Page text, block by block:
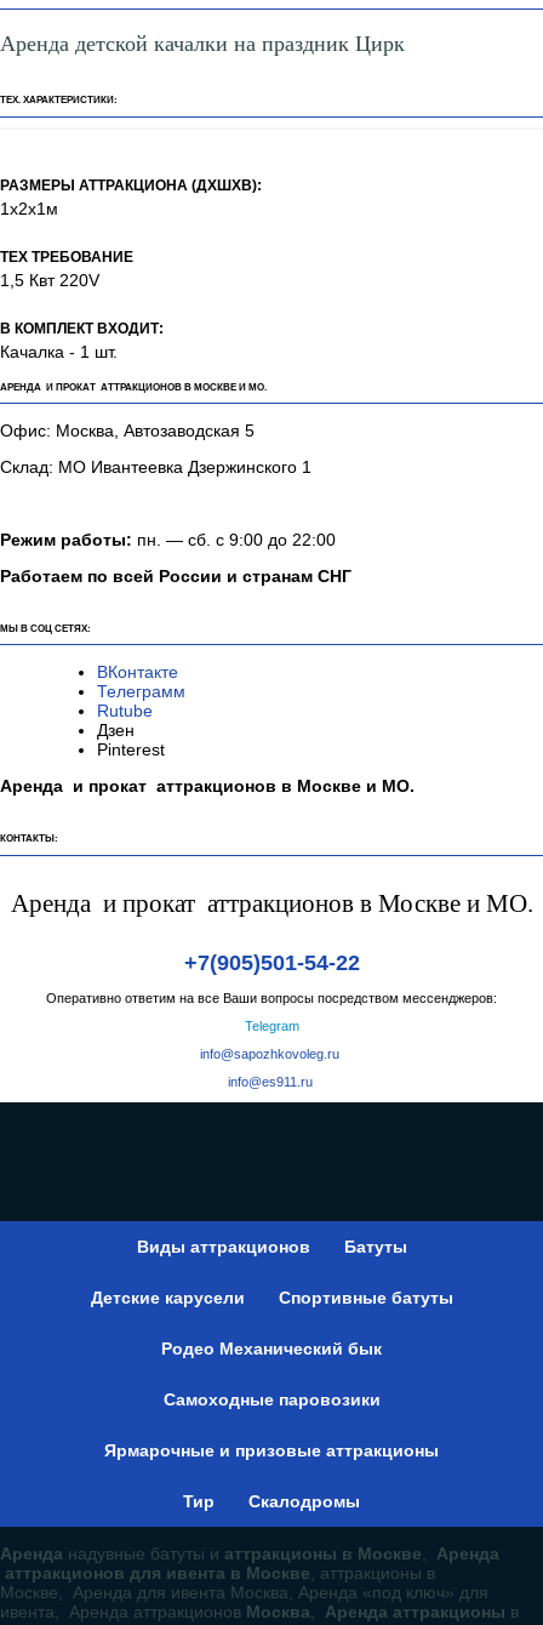
Аренда детской качалки на праздник Цирк
ТЕХ. ХАРАКТЕРИСТИКИ:
РАЗМЕРЫ АТТРАКЦИОНА (ДХШХВ):
1х2х1м
ТЕХ ТРЕБОВАНИЕ
1,5 Квт 220V
В КОМПЛЕКТ ВХОДИТ:
Качалка - 1 шт.
АРЕНДА И ПРОКАТ АТТРАКЦИОНОВ В МОСКВЕ И МО.
Офис: Москва, Автозаводская 5
Склад: МО Ивантеевка Дзержинского 1
Режим работы: пн. — сб. с 9:00 до 22:00
Работаем по всей России и странам СНГ
МЫ В СОЦ СЕТЯХ:
ВКонтакте
Телеграмм
Rutube
Дзен
Pinterest
Аренда и прокат аттракционов в Москве и МО.
КОНТАКТЫ:
Аренда и прокат аттракционов в Москве и МО.
+7(905)501-54-22
Оперативно ответим на все Ваши вопросы посредством мессенджеров:
Telegram
info@sapozhkovoleg.ru
info@es911.ru
Виды аттракционов Батуты
Детские карусели Спортивные батуты
Родео Механический бык
Самоходные паровозики
Ярмарочные и призовые аттракционы
Тир Скалодромы
Аренда надувные батуты и аттракционы в Москве, Аренда
аттракционов для ивента в Москве, аттракционы в
Москве, Аренда для ивента Москва, Аренда «под ключ» для
ивента, Аренда аттракционов Москва, Аренда аттракционы в